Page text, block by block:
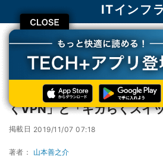
CLOSE
ITインフラ
TECH+ 企業IT
ITインフラ
NTT東日本、企業向けSDxサービス「ギガらく
NTT東日本、企業向けSDx
くVPN」と「ギガらくスイ
掲載日 2019/11/07 07:18
著者： 山本善之介